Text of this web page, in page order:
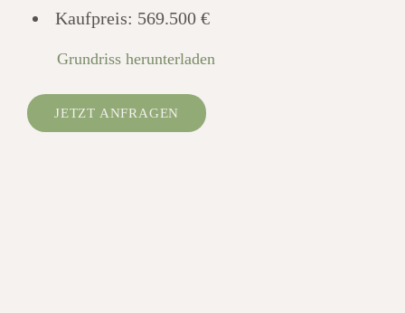
Kaufpreis: 569.500 €
Grundriss herunterladen
JETZT ANFRAGEN